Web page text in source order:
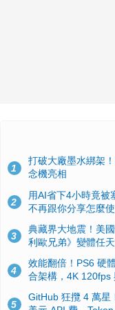
1
打破大廠墨水綁架
念機亮相
2
用AI省下4小時竟被
不再跟你分享怎麼
3
典藏界大地震！美
利歐兄弟》變體任
4
效能翻倍！PS6 硬
合架構，4K 120fps
5
GitHub 狂攬 4 萬星